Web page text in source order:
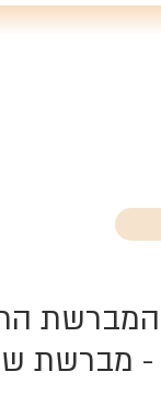
המברשת
- מברשת